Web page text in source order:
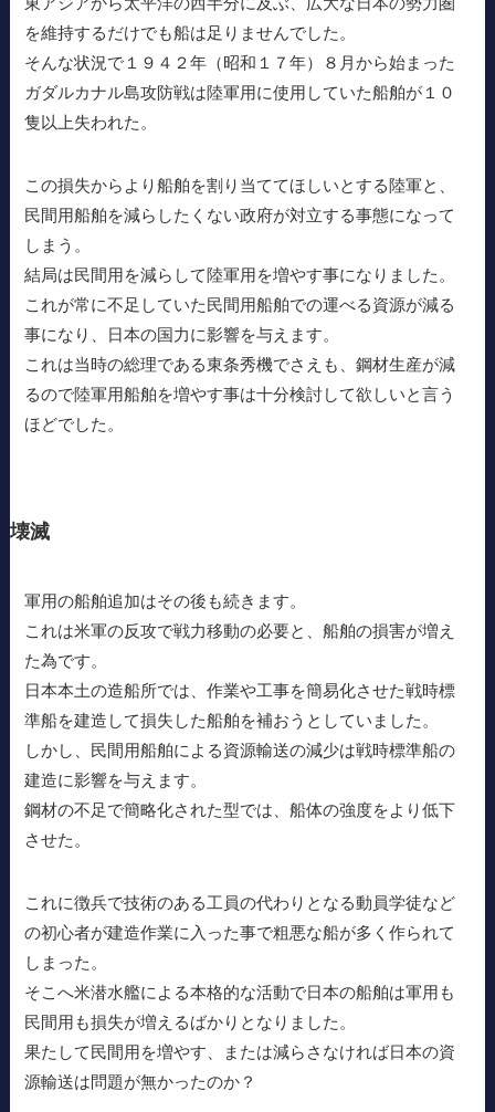
を維持するだけでも船は足りませんでした。
そんな状況で１９４２年（昭和１７年）８月から始まった
ガダルカナル島攻防戦は陸軍用に使用していた船舶が１０
隻以上失われた。
この損失からより船舶を割り当ててほしいとする陸軍と、
民間用船舶を減らしたくない政府が対立する事態になって
しまう。
結局は民間用を減らして陸軍用を増やす事になりました。
これが常に不足していた民間用船舶での運べる資源が減る
事になり、日本の国力に影響を与えます。
これは当時の総理である東条秀機でさえも、鋼材生産が減
るので陸軍用船舶を増やす事は十分検討して欲しいと言う
ほどでした。
壊滅
軍用の船舶追加はその後も続きます。
これは米軍の反攻で戦力移動の必要と、船舶の損害が増え
た為です。
日本本土の造船所では、作業や工事を簡易化させた戦時標
準船を建造して損失した船舶を補おうとしていました。
しかし、民間用船舶による資源輸送の減少は戦時標準船の
建造に影響を与えます。
鋼材の不足で簡略化された型では、船体の強度をより低下
させた。
これに徴兵で技術のある工員の代わりとなる動員学徒など
の初心者が建造作業に入った事で粗悪な船が多く作られて
しまった。
そこへ米潜水艦による本格的な活動で日本の船舶は軍用も
民間用も損失が増えるばかりとなりました。
果たして民間用を増やす、または減らさなければ日本の資
源輸送は問題が無かったのか？